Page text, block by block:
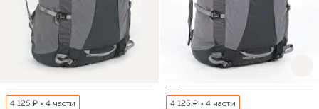
4 125 ₽ × 4 части 4 125 ₽ × 4 части